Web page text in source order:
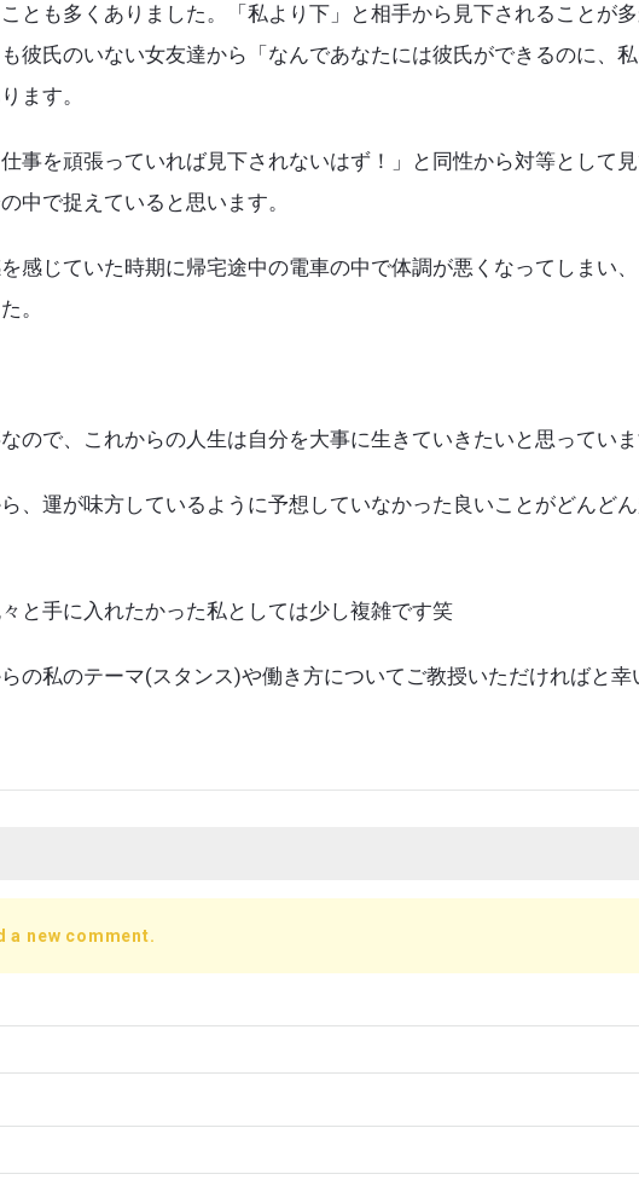
とも多くありました。「私より下」と相手から見下されることが
彼氏のいない女友達から「なんであなたには彼氏ができるのに、
ます。
事を頑張っていれば見下されないはず！」と同性から対等として
中で捉えていると思います。
感じていた時期に帰宅途中の電車の中で体調が悪くなってしまい
。
ので、これからの人生は自分を大事に生きていきたいと思っていま
、運が味方しているように予想していなかった良いことがどんど
と手に入れたかった私としては少し複雑です笑
の私のテーマ(スタンス)や働き方についてご教授いただければと幸
a new comment.